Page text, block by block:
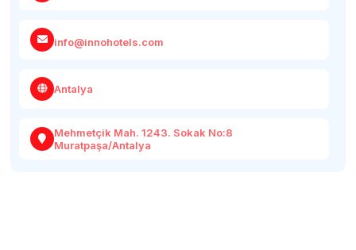
info@innohotels.com
Antalya
Mehmetçik Mah. 1243. Sokak No:8
Muratpaşa/Antalya